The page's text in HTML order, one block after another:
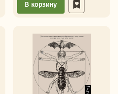
В корзину